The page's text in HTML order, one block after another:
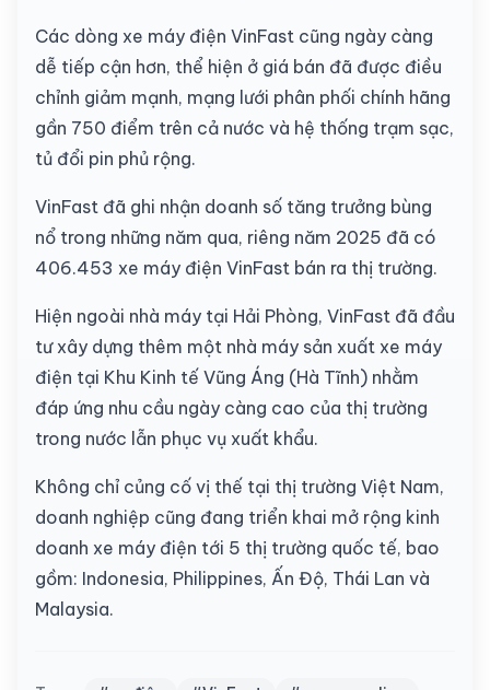
Các dòng xe máy điện VinFast cũng ngày càng
dễ tiếp cận hơn, thể hiện ở giá bán đã được điều
chỉnh giảm mạnh, mạng lưới phân phối chính hãng
gần 750 điểm trên cả nước và hệ thống trạm sạc,
tủ đổi pin phủ rộng.
VinFast đã ghi nhận doanh số tăng trưởng bùng
nổ trong những năm qua, riêng năm 2025 đã có
406.453 xe máy điện VinFast bán ra thị trường.
Hiện ngoài nhà máy tại Hải Phòng, VinFast đã đầu
tư xây dựng thêm một nhà máy sản xuất xe máy
điện tại Khu Kinh tế Vũng Áng (Hà Tĩnh) nhằm
đáp ứng nhu cầu ngày càng cao của thị trường
trong nước lẫn phục vụ xuất khẩu.
Không chỉ củng cố vị thế tại thị trường Việt Nam,
doanh nghiệp cũng đang triển khai mở rộng kinh
doanh xe máy điện tới 5 thị trường quốc tế, bao
gồm: Indonesia, Philippines, Ấn Độ, Thái Lan và
Malaysia.